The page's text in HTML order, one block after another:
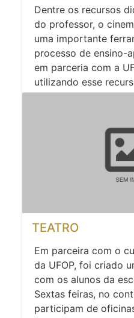
Dentre os recursos
do professor, o
uma importante
processo de ensino-
em parceria com a
utilizando esse
observando grande
TEATRO
Em parceira com o
da UFOP, foi criado
com os alunos da
Sextas feiras, no
participam de